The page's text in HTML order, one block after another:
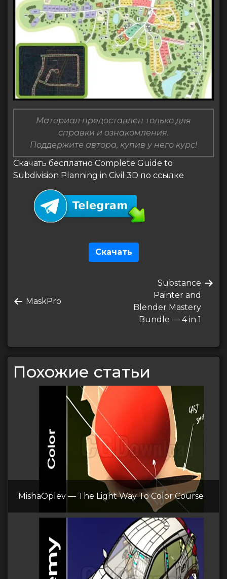
Материал предоставлен только для
справки и ознакомления.
Поддержите автора, купив у него курс!
Скачать бесплатно Complete Guide to
Subdivision Planning in Civil 3D по ссылке
Скачать
записям
Предыдущая
MaskPro
Следующая
запись
Substance
Painter and
Blender Mastery
Bundle — 4 in 1
Похожие статьи
MishaOplev — The Light Way To Color Course